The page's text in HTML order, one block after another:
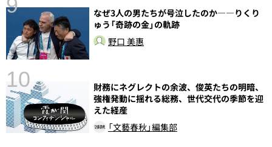
9
なぜ3人の男たちが号泣したのか――りくり
ゅう「奇跡の金」の軌跡
野口 美惠
10
財務にネグレクトの余波、俊英たちの明暗、
強権発動に揺れる総務、世代交代の季節を迎
えた経産
「文藝春秋」編集部